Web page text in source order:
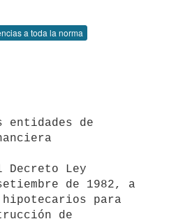
a toda la norma
Ley
de 1982, a
hipotecarios para
de